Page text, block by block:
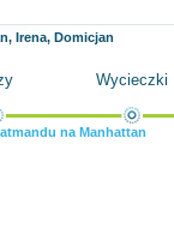
Irena, Domicjan
Wycieczki
na Manhattan